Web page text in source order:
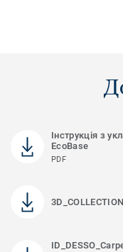
Інструкція з
EcoBase
PDF
3D_COLLECTION